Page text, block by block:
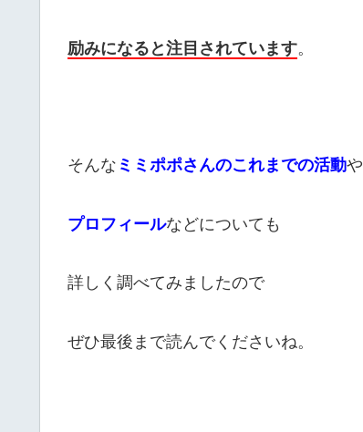
励みになると注目されています。
そんな ミミポポさんのこれまでの活動や
プロフィールなどについても
詳しく調べてみましたので
ぜひ最後まで読んでくださいね。